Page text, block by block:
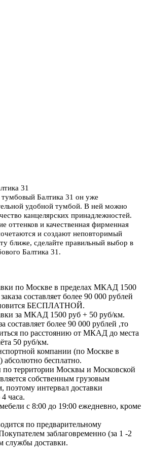
31
Балтика 31 он уже
удобной тумбой. В ней можно
канцелярских принадлежностей.
оттенков и качественная фирменная
и создают неповторимый
ближе, сделайте правильный выбор в
Балтика 31.
по Москве в пределах МКАД 1500
составляет более 90 000 рублей
БЕСПЛАТНОЙ.
за МКАД 1500 руб + 50 руб/км.
составляет более 90 000 рублей ,то
по расстоянию от МКАД до места
50 руб/км.
компании (по Москве в
бесплатно.
по территории Москвы и Московской
собственным грузовым
поэтому интервал доставки
4 часа.
с 8:00 до 19:00 ежедневно, кроме
по предварительному
заблаговременно (за 1 -2
службы доставки.